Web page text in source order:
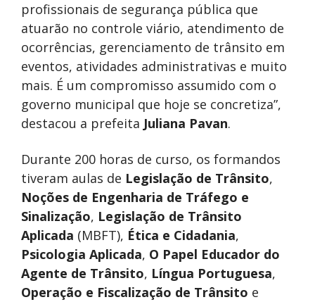
profissionais de segurança pública que
atuarão no controle viário, atendimento de
ocorrências, gerenciamento de trânsito em
eventos, atividades administrativas e muito
mais. É um compromisso assumido com o
governo municipal que hoje se concretiza”,
destacou a prefeita Juliana Pavan.
Durante 200 horas de curso, os formandos
tiveram aulas de Legislação de Trânsito,
Noções de Engenharia de Tráfego e
Sinalização, Legislação de Trânsito
Aplicada (MBFT), Ética e Cidadania,
Psicologia Aplicada, O Papel Educador do
Agente de Trânsito, Língua Portuguesa,
Operação e Fiscalização de Trânsito e